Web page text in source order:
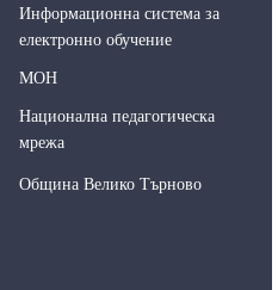
Информационна система за
електронно обучение
МОН
Национална педагогическа
мрежа
Община Велико Търново